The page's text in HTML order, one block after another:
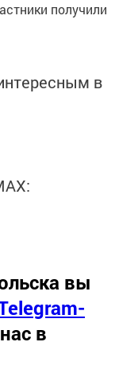
получили
в
вы
в